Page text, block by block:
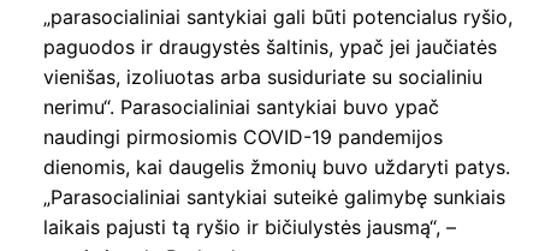
„parasocialiniai santykiai gali būti potencialus ryšio,
paguodos ir draugystės šaltinis, ypač jei jaučiatės
vienišas, izoliuotas arba susiduriate su socialiniu
nerimu“. Parasocialiniai santykiai buvo ypač
naudingi pirmosiomis COVID-19 pandemijos
dienomis, kai daugelis žmonių buvo uždaryti patys.
„Parasocialiniai santykiai suteikė galimybę sunkiais
laikais pajusti tą ryšio ir bičiulystės jausmą“, –